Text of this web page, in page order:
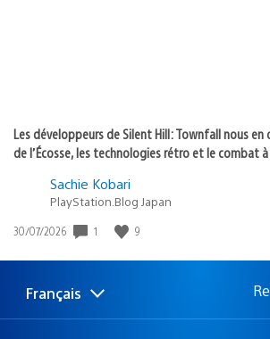
Les développeurs de Silent Hill: Townfall nous en
de l’Écosse, les technologies rétro et le combat
Sachie Kobari
PlayStation.Blog Japan
Date
publication
30/07/2026 1 9
Choisir
une
Région
actuelle
Français